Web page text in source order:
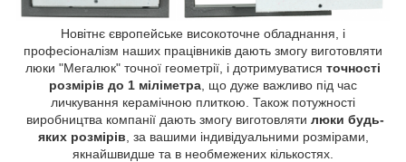
Новітнє європейське високоточне обладнання, і
професіоналізм наших працівників дають змогу виготовляти
люки "Мегалюк" точної геометрії, і дотримуватися точності
розмірів до 1 міліметра , що дуже важливо під час
личкування керамічною плиткою. Також потужності
виробництва компанії дають змогу виготовляти люки будь-
яких розмірів , за вашими індивідуальними розмірами,
якнайшвидше та в необмежених кількостях.